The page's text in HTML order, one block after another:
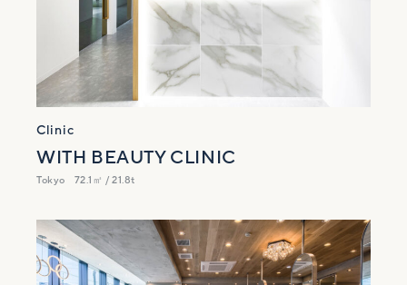
Clinic
WITH BEAUTY CLINIC
Tokyo 72.1㎡ / 21.8t